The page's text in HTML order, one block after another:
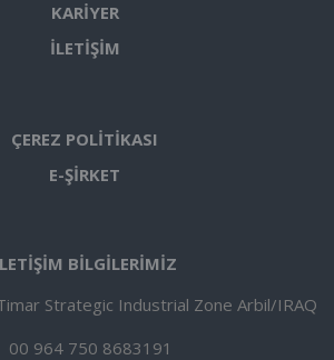
KARİYER
İLETİŞİM
ÇEREZ POLİTİKASI
E-ŞİRKET
BİLGİLERİMİZ
Strategic Industrial Zone Arbil/IRAQ
00 964 750 8683191